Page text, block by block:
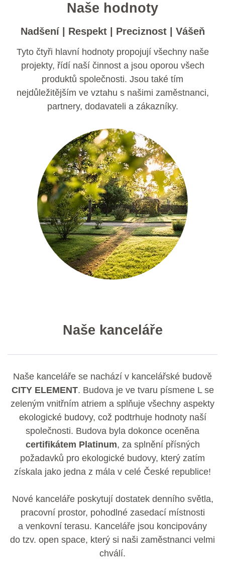
Naše hodnoty
Nadšení | Respekt | Preciznost | Vášeň
Tyto čtyři hlavní hodnoty propojují všechny naše
projekty, řídí naší činnost a jsou oporou všech
produktů společnosti. Jsou také tím
nejdůležitějším ve vztahu s našimi zaměstnanci,
partnery, dodavateli a zákazníky.
Naše kanceláře
Naše kanceláře se nachází v kancelářské budově
CITY ELEMENT. Budova je ve tvaru písmene L se
zeleným vnitřním atriem a splňuje všechny aspekty
ekologické budovy, což podtrhuje hodnoty naší
společnosti. Budova byla dokonce oceněna
certifikátem Platinum, za splnění přísných
požadavků pro ekologické budovy, který zatím
získala jako jedna z mála v celé České republice!
Nové kanceláře poskytují dostatek denního světla,
pracovní prostor, pohodlné zasedací místnosti
a venkovní terasu. Kanceláře jsou koncipovány
do tzv. open space, který si naši zaměstnanci velmi
chválí.